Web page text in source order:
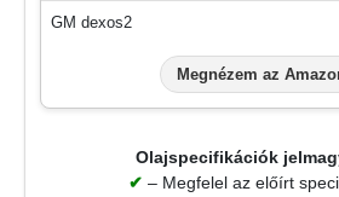
GM dexos2
Megnézem az
Olajspecifikációk
✔ – Megfelel az előírt